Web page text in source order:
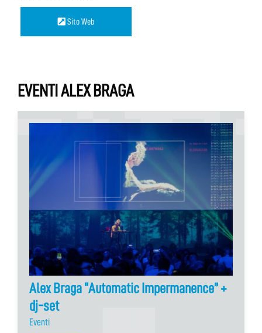
Sito Web
EVENTI ALEX BRAGA
Alex Braga “Automatic Impermanence” +
dj-set
Eventi